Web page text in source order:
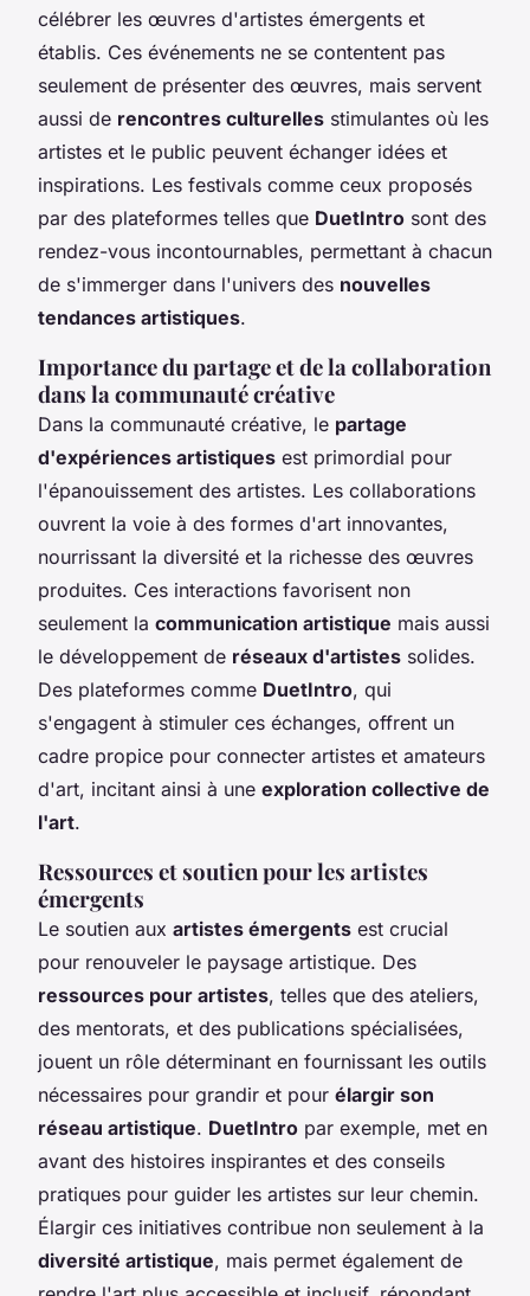
célébrer les œuvres d'artistes émergents et
établis. Ces événements ne se contentent pas
seulement de présenter des œuvres, mais servent
aussi de rencontres culturelles stimulantes où les
artistes et le public peuvent échanger idées et
inspirations. Les festivals comme ceux proposés
par des plateformes telles que DuetIntro sont des
rendez-vous incontournables, permettant à chacun
de s'immerger dans l'univers des nouvelles
tendances artistiques.
Importance du partage et de la collaboration
dans la communauté créative
Dans la communauté créative, le partage
d'expériences artistiques est primordial pour
l'épanouissement des artistes. Les collaborations
ouvrent la voie à des formes d'art innovantes,
nourrissant la diversité et la richesse des œuvres
produites. Ces interactions favorisent non
seulement la communication artistique mais aussi
le développement de réseaux d'artistes solides.
Des plateformes comme DuetIntro, qui
s'engagent à stimuler ces échanges, offrent un
cadre propice pour connecter artistes et amateurs
d'art, incitant ainsi à une exploration collective de
l'art.
Ressources et soutien pour les artistes
émergents
Le soutien aux artistes émergents est crucial
pour renouveler le paysage artistique. Des
ressources pour artistes, telles que des ateliers,
des mentorats, et des publications spécialisées,
jouent un rôle déterminant en fournissant les outils
nécessaires pour grandir et pour élargir son
réseau artistique. DuetIntro par exemple, met en
avant des histoires inspirantes et des conseils
pratiques pour guider les artistes sur leur chemin.
Élargir ces initiatives contribue non seulement à la
diversité artistique, mais permet également de